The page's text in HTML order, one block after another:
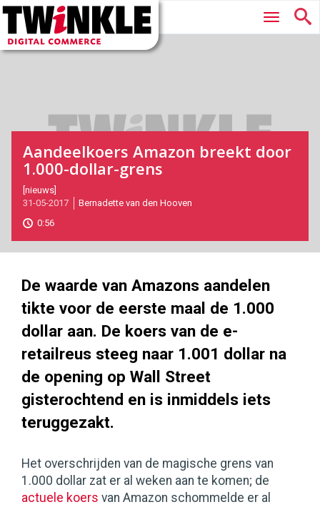
Twinkle
Digital
Commerce
Hoofdmenu
Aandeelkoers Amazon breekt door
1.000-dollar-grens
2017-
05-
31T11:07:00
2017-
06-
[nieuws]
31-05-2017
Bernadette van den Hooven
0:56
De waarde van Amazons aandelen
tikte voor de eerste maal de 1.000
dollar aan. De koers van de e-
retailreus steeg naar 1.001 dollar na
de opening op Wall Street
gisterochtend en is inmiddels iets
teruggezakt.
Het overschrijden van de magische grens van
1.000 dollar zat er al weken aan te komen; de
actuele koers van Amazon schommelde er al